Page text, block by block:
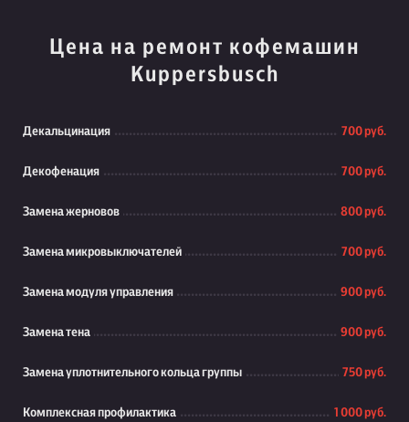
Цена на ремонт кофемашин
Kuppersbusch
Декальцинация 700 руб.
Декофенация 700 руб.
Замена жерновов 800 руб.
Замена микровыключателей 700 руб.
Замена модуля управления 900 руб.
Замена тена 900 руб.
Замена уплотнительного кольца группы 750 руб.
Комплексная профилактика 1 000 руб.